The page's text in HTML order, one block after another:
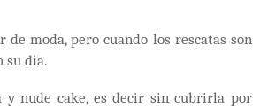
moda, pero cuando los rescatas son
su dia.
nude cake, es decir sin cubrirla por